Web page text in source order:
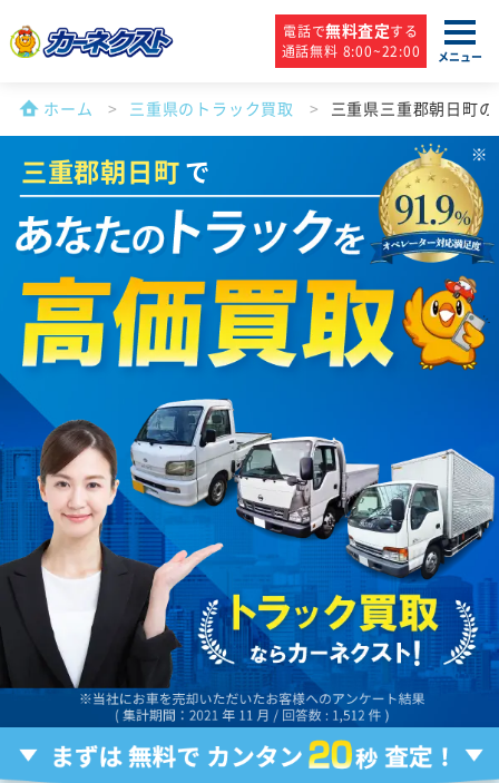
電話で無料査定する
通話無料 8:00~22:00
メニュー
ホーム 三重県のトラック買取 三重県三重郡朝日町
三重郡朝日町で